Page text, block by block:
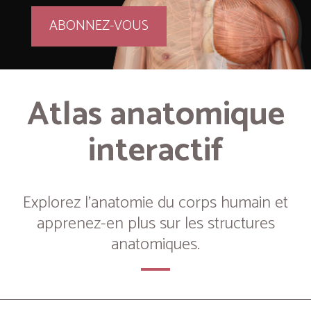
ABONNEZ-VOUS
Atlas anatomique
interactif
Explorez l’anatomie du corps humain et
apprenez-en plus sur les structures
anatomiques.